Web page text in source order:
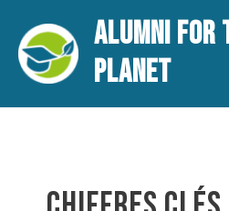
contenu
ALUMNI FOR
PLANET